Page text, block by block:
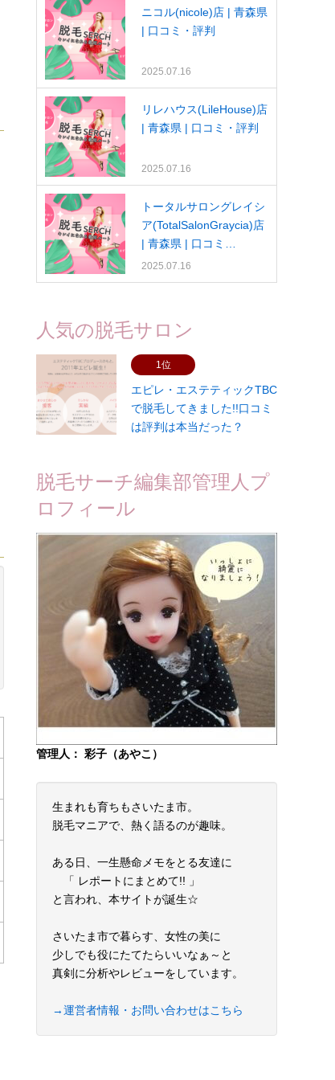
ニコル(nicole)店 | 青森県
| 口コミ・評判
2025.07.16
リレハウス(LileHouse)店
| 青森県 | 口コミ・評判
2025.07.16
トータルサロングレイシ
ア(TotalSalonGraycia)店
| 青森県 | 口コミ…
2025.07.16
人気の脱毛サロン
1位
エピレ・エステティックTBC
で脱毛してきました!!口コミ
は評判は本当だった？
脱毛サーチ編集部管理人プ
ロフィール
管理人： 彩子（あやこ）
生まれも育ちもさいたま市。
脱毛マニアで、熱く語るのが趣味。
ある日、一生懸命メモをとる友達に
「 レポートにまとめて!! 」
と言われ、本サイトが誕生☆
さいたま市で暮らす、女性の美に
少しでも役にたてたらいいなぁ～と
真剣に分析やレビューをしています。
→運営者情報・お問い合わせはこちら